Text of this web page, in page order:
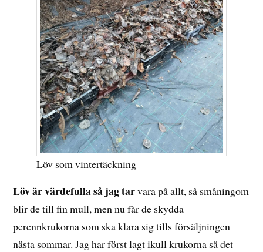
Löv som vintertäckning
Löv är värdefulla så jag tarvara på allt, så småningom
blir de till fin mull, men nu får de skydda
perennkrukorna som ska klara sig tills försäljningen
nästa sommar. Jag har först lagt ikull krukorna så det